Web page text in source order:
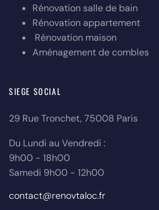
Rénovation salle de bain
Rénovation appartement
Rénovation maison
Aménagement de combles
SIEGE SOCIAL
29 Rue Tronchet, 75008 Paris
Du Lundi au Vendredi :
9h00 - 18h00
Samedi 9h00 - 12h00
contact@renovtaloc.fr